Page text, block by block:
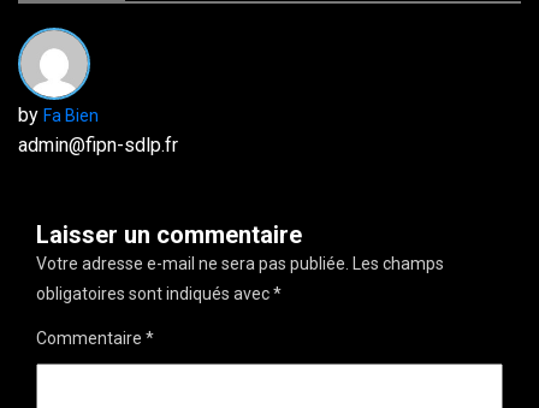
by Fa Bien
admin@fipn-sdlp.fr
Laisser un commentaire
Votre adresse e-mail ne sera pas publiée. Les champs
obligatoires sont indiqués avec*
Commentaire *